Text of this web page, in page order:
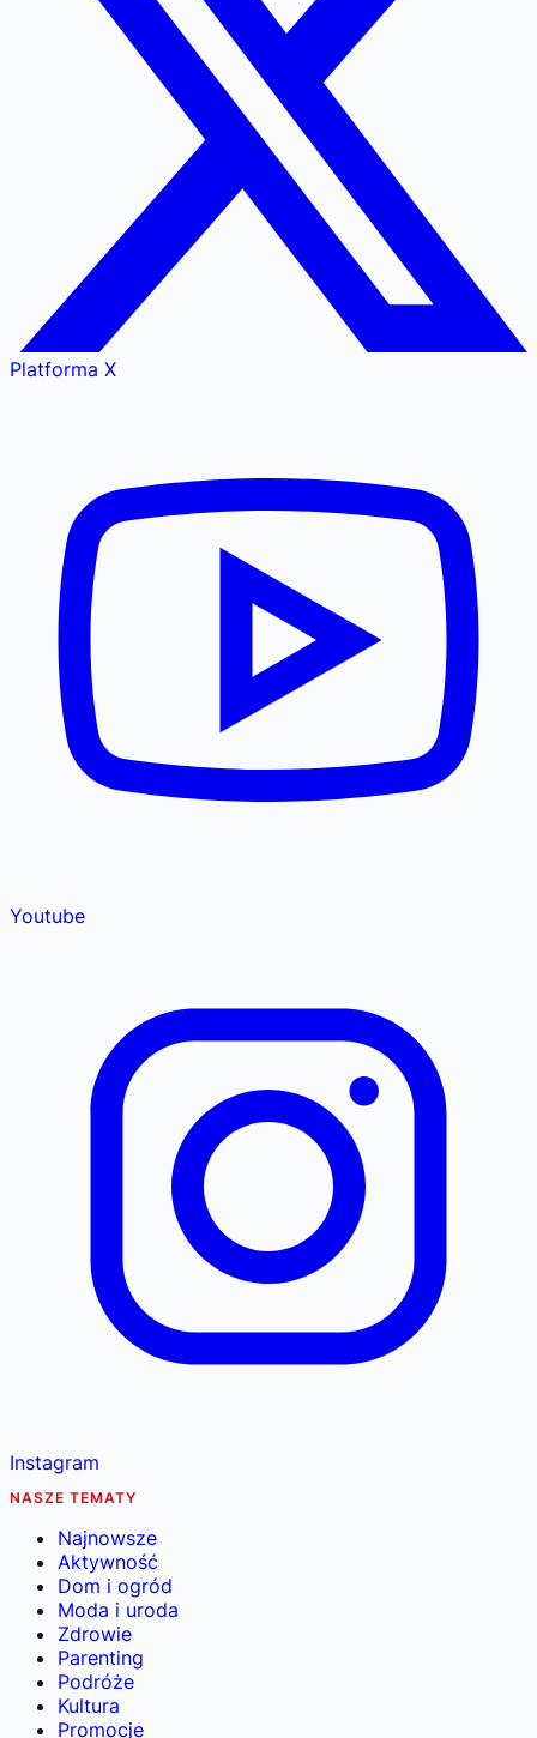
Platforma X
Youtube
Instagram
NASZE TEMATY
Najnowsze
Aktywność
Dom i ogród
Moda i uroda
Zdrowie
Parenting
Podróże
Kultura
Promocje